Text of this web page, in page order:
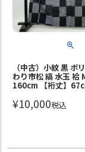
（中古）小紋 黒 ポ
わり市松 縞 水玉 袷
160cm 【裄丈】
¥10,000税込